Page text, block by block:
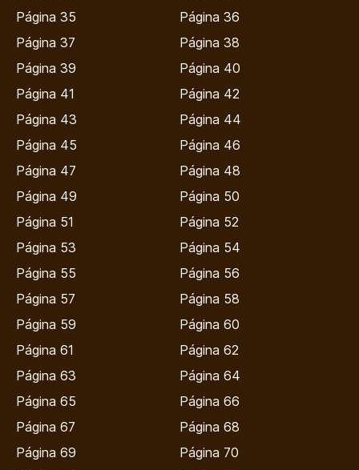
Página 35
Página 36
Página 37
Página 38
Página 39
Página 40
Página 41
Página 42
Página 43
Página 44
Página 45
Página 46
Página 47
Página 48
Página 49
Página 50
Página 51
Página 52
Página 53
Página 54
Página 55
Página 56
Página 57
Página 58
Página 59
Página 60
Página 61
Página 62
Página 63
Página 64
Página 65
Página 66
Página 67
Página 68
Página 69
Página 70